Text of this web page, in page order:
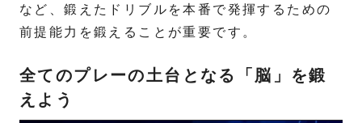
など、鍛えたドリブルを本番で発揮するための
前提能力を鍛えることが重要です。
全てのプレーの土台となる「脳」を鍛
えよう